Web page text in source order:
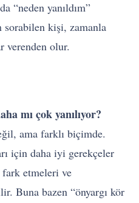
“neden yanıldım”
sorabilen kişi, zamanla
verenden olur.
mı çok yanılıyor?
ama farklı biçimde.
için daha iyi gerekçeler
fark etmeleri ve
Buna bazen “önyargı kör